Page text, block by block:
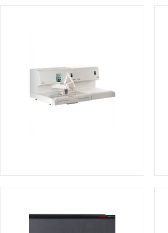
Ver más información